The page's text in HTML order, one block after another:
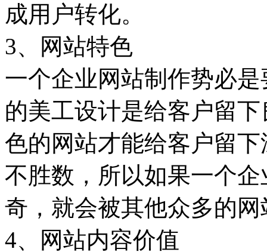
成用户转化。
3、网站特色
一个企业网站制作势必
的美工设计是给客户留
色的网站才能给客户留
不胜数，所以如果一个
奇，就会被其他众多的
4、网站内容价值